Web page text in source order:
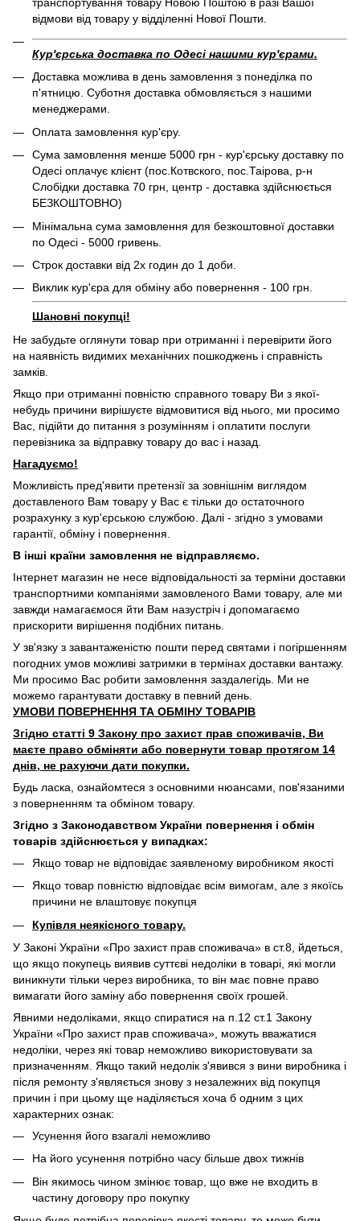
відмови від товару у відділенні Нової Пошти.
Кур'єрська доставка по Одесі нашими кур'єрами.
Доставка можлива в день замовлення з понеділка по
п'ятницю. Суботня доставка обмовляється з нашими
менеджерами.
Оплата замовлення кур'єру.
Сума замовлення менше 5000 грн - кур'єрську доставку по
Одесі оплачує клієнт (пос.Котвского, пос.Таірова, р-н
Слобідки доставка 70 грн, центр - доставка здійснюється
БЕЗКОШТОВНО)
Мінімальна сума замовлення для безкоштовної доставки
по Одесі - 5000 гривень.
Строк доставки від 2х годин до 1 доби.
Виклик кур'єра для обміну або повернення - 100 грн.
Шановні покупці!
Не забудьте оглянути товар при отриманні і перевірити його
на наявність видимих ​​механічних пошкоджень і справність
замків.
Якщо при отриманні повністю справного товару Ви з якої-
небудь причини вирішуєте відмовитися від нього, ми просимо
Вас, підійти до питання з розумінням і оплатити послуги
перевізника за відправку товару до вас і назад.
Нагадуємо!
Можливість пред'явити претензії за зовнішнім виглядом
доставленого Вам товару у Вас є тільки до остаточного
розрахунку з кур'єрською службою. Далі - згідно з умовами
гарантії, обміну і повернення.
В інші країни замовлення не відправляємо.
Інтернет магазин не несе відповідальності за терміни доставки
транспортними компаніями замовленого Вами товару, але ми
завжди намагаємося йти Вам назустріч і допомагаємо
прискорити вирішення подібних питань.
У зв'язку з завантаженістю пошти перед святами і погіршенням
погодних умов можливі затримки в термінах доставки вантажу.
Ми просимо Вас робити замовлення заздалегідь. Ми не
можемо гарантувати доставку в певний день.
УМОВИ ПОВЕРНЕННЯ ТА ОБМІНУ ТОВАРІВ
Згідно статті 9 Закону про захист прав споживачів, Ви
маєте право обміняти або повернути товар протягом 14
днів, не рахуючи дати покупки.
Будь ласка, ознайомтеся з основними нюансами, пов'язаними
з поверненням та обміном товару.
Згідно з Законодавством України повернення і обмін
товарів здійснюється у випадках:
Якщо товар не відповідає заявленому виробником якості
Якщо товар повністю відповідає всім вимогам, але з якоїсь
причини не влаштовує покупця
Купівля неякісного товару.
У Законі України «Про захист прав споживача» в ст.8, йдеться,
що якщо покупець виявив суттєві недоліки в товарі, які могли
виникнути тільки через виробника, то він має повне право
вимагати його заміну або повернення своїх грошей.
Явними недоліками, якщо спиратися на п.12 ст.1 Закону
України «Про захист прав споживача», можуть вважатися
недоліки, через які товар неможливо використовувати за
призначенням. Якщо такий недолік з'явився з вини виробника і
після ремонту з'являється знову з незалежних від покупця
причин і при цьому ще наділяється хоча б одним з цих
характерних ознак:
Усунення його взагалі неможливо
На його усунення потрібно часу більше двох тижнів
Він якимось чином змінює товар, що вже не входить в
частину договору про покупку